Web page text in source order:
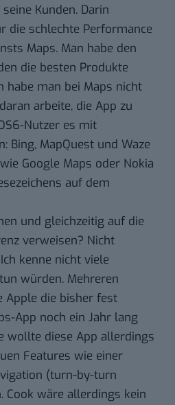
seine Kunden. Darin
die schlechte Performance
Maps. Man habe den
die besten Produkte
habe man bei Maps nicht
arbeite, die App zu
Nutzer es mit
Bing, MapQuest und Waze
Google Maps oder Nokia
auf dem
und gleichzeitig auf die
verweisen? Nicht
kenne nicht viele
würden. Mehreren
Apple die bisher fest
App noch ein Jahr lang
wollte diese App allerdings
Features wie einer
(turn-by-turn
Cook wäre allerdings kein